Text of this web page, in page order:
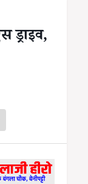
ड्राइव,